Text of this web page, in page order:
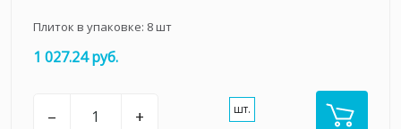
Плиток в упаковке: 8шт
1 027.24 руб.
– + шт.